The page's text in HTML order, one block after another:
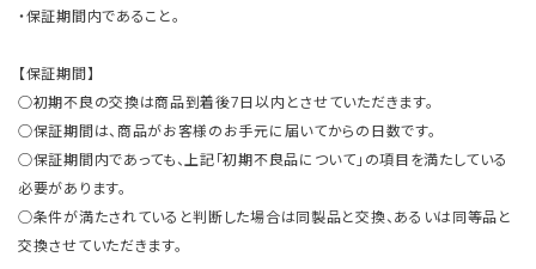
・保証期間内であること。
【保証期間】
○初期不良の交換は商品到着後7日以内とさせていただきます。
○保証期間は、商品がお客様のお手元に届いてからの日数です。
○保証期間内であっても、上記「初期不良品について」の項目を満たしている
必要があります。
○条件が満たされていると判断した場合は同製品と交換、あるいは同等品と
交換させていただきます。